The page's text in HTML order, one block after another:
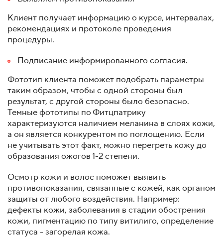
Клиент получает информацию о курсе, интервалах,
рекомендациях и протоколе проведения
процедуры.
Подписание информированного согласия.
Фототип клиента поможет подобрать параметры
таким образом, чтобы с одной стороны был
результат, с другой стороны было безопасно.
Темные фототипы по Фитцпатрику
характеризуются наличием меланина в слоях кожи,
а он является конкурентом по поглощению. Если
не учитывать этот факт, можно перегреть кожу до
образования ожогов 1-2 степени.
Осмотр кожи и волос поможет выявить
противопоказания, связанные с кожей, как органом
защиты от любого воздействия. Например:
дефекты кожи, заболевания в стадии обострения
кожи, пигментацию по типу витилиго, определение
статуса - загорелая кожа.